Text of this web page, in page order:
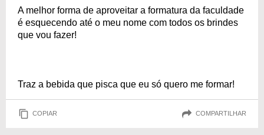
A melhor forma de aproveitar a formatura da faculdade
é esquecendo até o meu nome com todos os brindes
que vou fazer!
Traz a bebida que pisca que eu só quero me formar!
COPIAR COMPARTILHAR